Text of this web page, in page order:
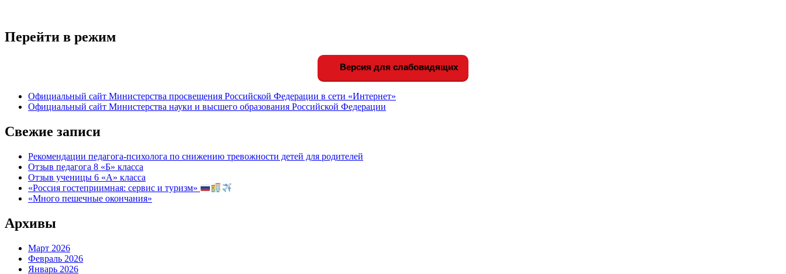
Перейти в режим
Версия для слабовидящих
Официальный сайт Министерства просвещения Российской Федерации в сети «Интернет»
Официальный сайт Министерства науки и высшего образования Российской Федерации
Свежие записи
Рекомендации педагога-психолога по снижению тревожности детей для родителей
Отзыв педагога 8 «Б» класса
Отзыв ученицы 6 «А» класса
«Россия гостеприимная: сервис и туризм»
«Много пешечные окончания»
Архивы
Март 2026
Февраль 2026
Январь 2026